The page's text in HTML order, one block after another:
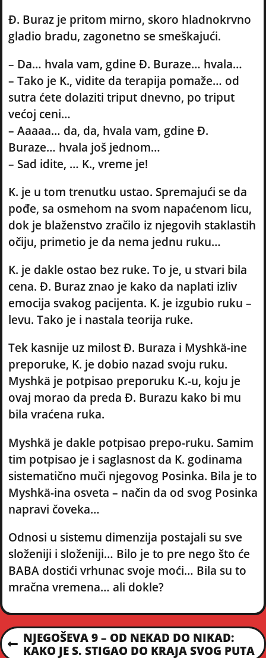
Đ. Buraz je pritom mirno, skoro hladnokrvno
gladio bradu, zagonetno se smeškajući.
– Da… hvala vam, gdine Đ. Buraze… hvala…
– Tako je K., vidite da terapija pomaže… od
sutra ćete dolaziti triput dnevno, po triput
većoj ceni…
– Aaaaa… da, da, hvala vam, gdine Đ.
Buraze… hvala još jednom…
– Sad idite, … K., vreme je!
K. je u tom trenutku ustao. Spremajući se da
pođe, sa osmehom na svom napaćenom licu,
dok je blaženstvo zračilo iz njegovih staklastih
očiju, primetio je da nema jednu ruku…
K. je dakle ostao bez ruke. To je, u stvari bila
cena. Đ. Buraz znao je kako da naplati izliv
emocija svakog pacijenta. K. je izgubio ruku –
levu. Tako je i nastala teorija ruke.
Tek kasnije uz milost Đ. Buraza i Myshkä-ine
preporuke, K. je dobio nazad svoju ruku.
Myshkä je potpisao preporuku K.-u, koju je
ovaj morao da preda Đ. Burazu kako bi mu
bila vraćena ruka.
Myshkä je dakle potpisao prepo-ruku. Samim
tim potpisao je i saglasnost da K. godinama
sistematično muči njegovog Posinka. Bila je to
Myshkä-ina osveta – način da od svog Posinka
napravi čoveka…
Odnosi u sistemu dimenzija postajali su sve
složeniji i složeniji… Bilo je to pre nego što će
BABA dostići vrhunac svoje moći… Bila su to
mračna vremena… ali dokle?
P
P
NJEGOŠEVA 9 – OD NEKAD DO NIKAD:
KAKO JE S. STIGAO DO KRAJA SVOG PUTA